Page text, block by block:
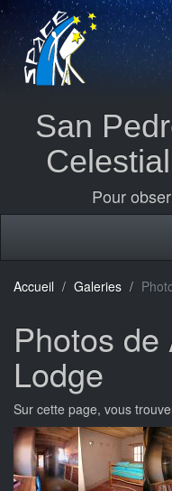
San
Pour
Accueil Galeries
Photos de
Lodge
Sur cette page, vous